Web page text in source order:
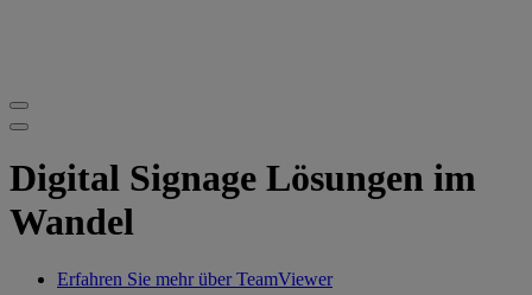
Digital Signage Lösungen im
Wandel
Erfahren Sie mehr über TeamViewer